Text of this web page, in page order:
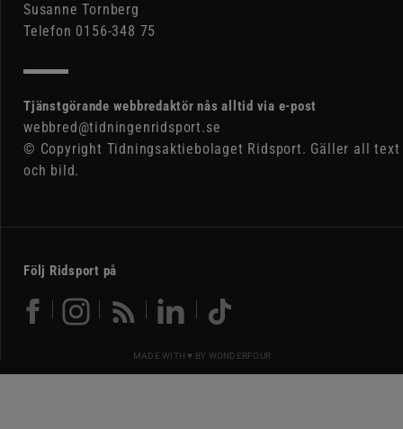
Susanne Tornberg
Telefon 0156-348 75
Tjänstgörande webbredaktör nås alltid via e-post
webbred@tidningenridsport.se
© Copyright Tidningsaktiebolaget Ridsport. Gäller all text
och bild.
Följ Ridsport på
MADE WITH ♥ BY WONDERFOUR